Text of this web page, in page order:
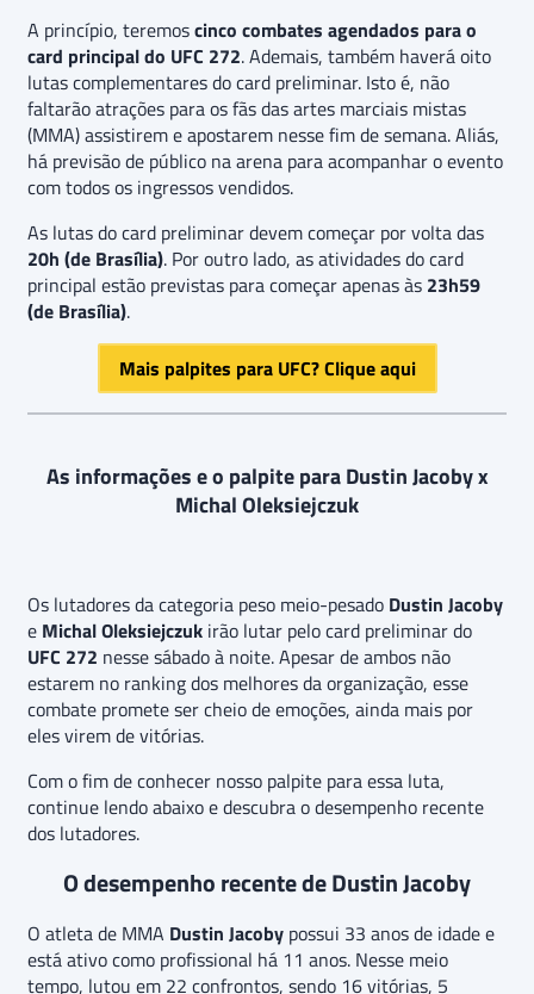
A princípio, teremoscinco combates agendados para o
card principal do UFC 272. Ademais, também haverá oito
lutas complementares do card preliminar. Isto é, não
faltarão atrações para os fãs das artes marciais mistas
(MMA) assistirem e apostarem nesse fim de semana. Aliás,
há previsão de público na arena para acompanhar o evento
com todos os ingressos vendidos.
As lutas do card preliminar devem começar por volta das
20h (de Brasília). Por outro lado, as atividades do card
principal estão previstas para começar apenas às 23h59
(de Brasília).
Mais palpites para UFC? Clique aqui
As informações e o palpite para Dustin Jacoby x
Michal Oleksiejczuk
Os lutadores da categoria peso meio-pesado Dustin Jacoby
e Michal Oleksiejczuk irão lutar pelo card preliminar do
UFC 272 nesse sábado à noite. Apesar de ambos não
estarem no ranking dos melhores da organização, esse
combate promete ser cheio de emoções, ainda mais por
eles virem de vitórias.
Com o fim de conhecer nosso palpite para essa luta,
continue lendo abaixo e descubra o desempenho recente
dos lutadores.
O desempenho recente de Dustin Jacoby
O atleta de MMA Dustin Jacoby possui 33 anos de idade e
está ativo como profissional há 11 anos. Nesse meio
tempo, lutou em 22 confrontos, sendo 16 vitórias, 5